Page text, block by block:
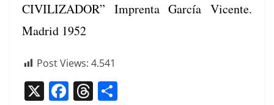
CIVILIZADOR” Imprenta Gar­cía Vicente.
Madrid 1952
Post Views: 4.541
X F T